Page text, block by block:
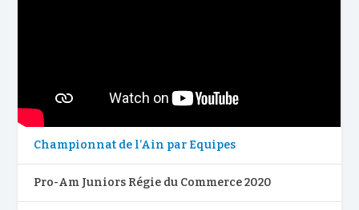
Championnat de l’Ain par Equipes
Pro-Am Juniors Régie du Commerce 2020